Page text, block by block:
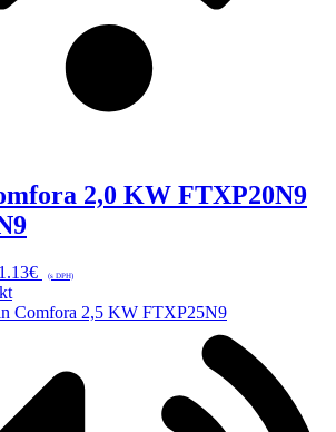
2,0 KW FTXP20N9
€Aktuálna
je:
(s DPH)